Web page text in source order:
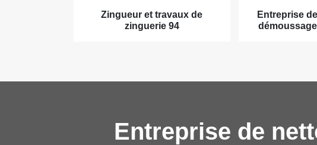
Zingueur et travaux de
zinguerie 94
Entreprise
Entreprise de